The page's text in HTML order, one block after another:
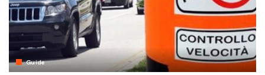
Guide